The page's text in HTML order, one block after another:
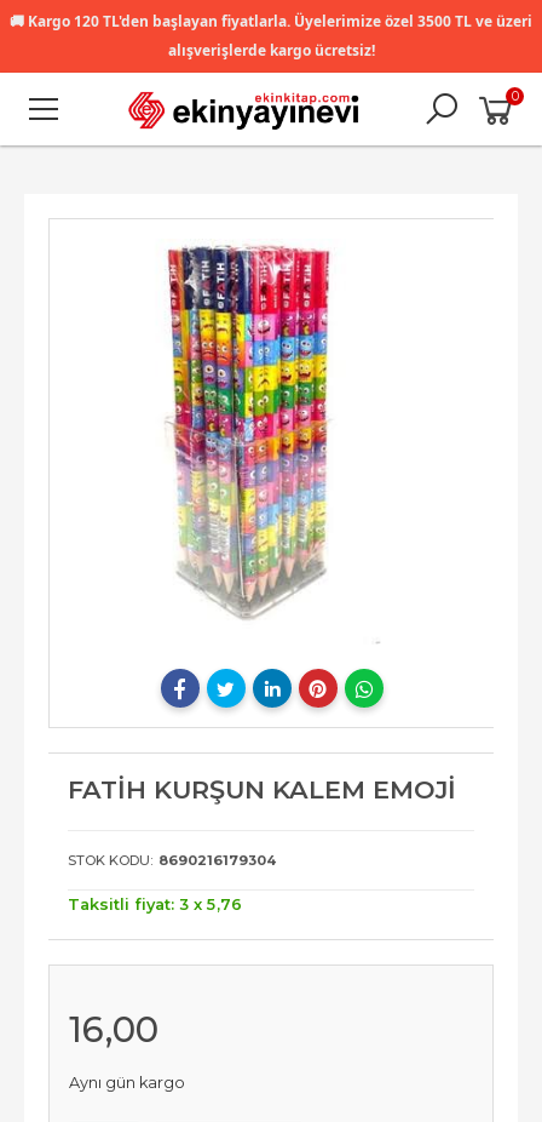
🚚 Kargo 120 TL'den başlayan fiyatlarla. Üyelerimize özel 3500 TL ve üzeri
alışverişlerde kargo ücretsiz!
0
FATİH KURŞUN KALEM EMOJİ
STOK KODU: 8690216179304
Taksitli fiyat: 3 x 5,76
16,00
Aynı gün kargo